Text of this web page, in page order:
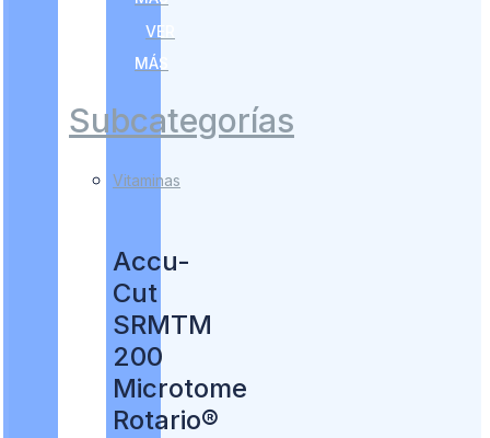
VER
MÁS
Subcategorías
Vitaminas
Accu-
Cut
SRMTM
200
Microtome
Rotario®